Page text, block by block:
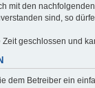
mit den
sind, so
geschlossen und
dem Betreiber ein